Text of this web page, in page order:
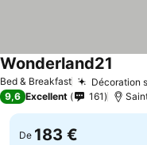
Bed & Breakfast Décoration
Wonderland21
9,6 Excellent 161
De 183 €